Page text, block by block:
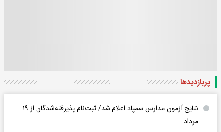
پربازدید‌ها
نتایج آزمون مدارس سمپاد اعلام شد/ ثبت‌نام پذیرفته‌شدگان از ۱۹
مرداد